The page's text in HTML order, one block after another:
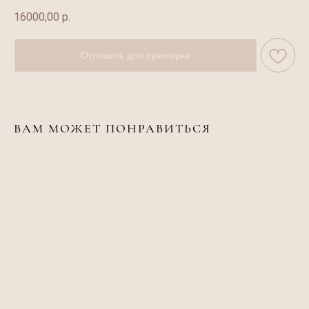
16000,00 р.
Отложить для примерки
ВАМ МОЖЕТ ПОНРАВИТЬСЯ